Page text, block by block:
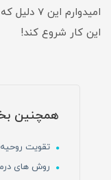
این کار شروع کند!
همچنین
تقویت
روش های